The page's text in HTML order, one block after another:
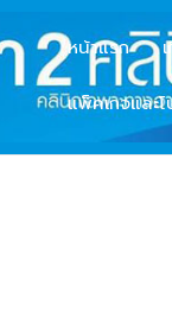
หน้าแรก
แพ็คเกจและ